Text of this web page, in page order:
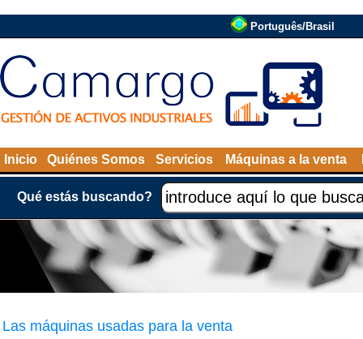
Português/Brasil
Inicio Quiénes Somos Servicios Máquinas a la venta
Qué estás buscando?
Las máquinas usadas para la venta